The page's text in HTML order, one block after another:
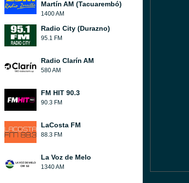
Martín AM (Tacuarembó)
1400 AM
Radio City (Durazno)
95.1 FM
Radio Clarín AM
580 AM
FM HIT 90.3
90.3 FM
LaCosta FM
88.3 FM
La Voz de Melo
1340 AM